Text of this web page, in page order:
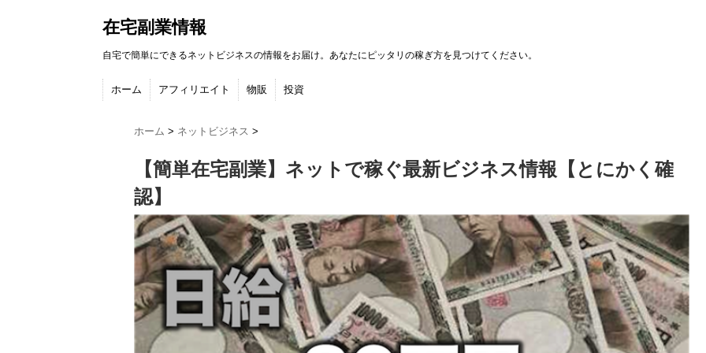
在宅副業情報
自宅で簡単にできるネットビジネスの情報をお届け。あなたにピッタリの稼ぎ方を見つけてください。
ホーム アフィリエイト 物販 投資
ホーム > ネットビジネス >
【簡単在宅副業】ネットで稼ぐ最新ビジネス情報【とにかく確
認】